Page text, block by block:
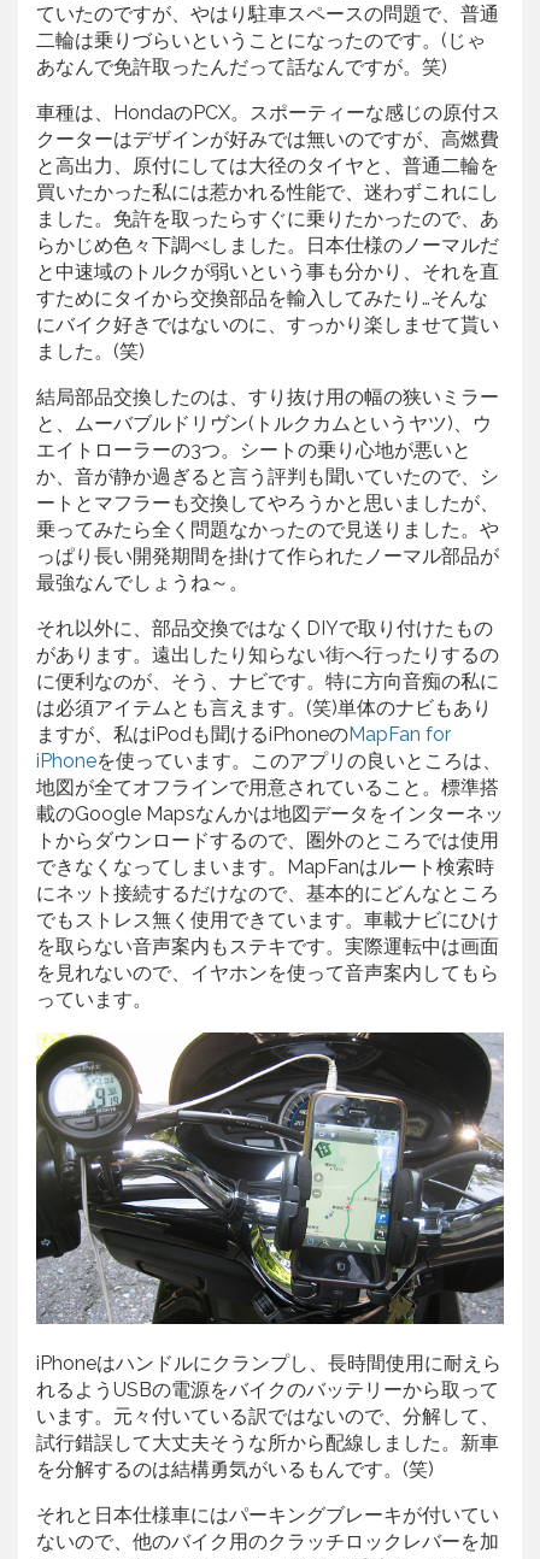
ていたのですが、やはり駐車スペースの問題で、普通
二輪は乗りづらいということになったのです。(じゃ
あなんで免許取ったんだって話なんですが。笑)
車種は、HondaのPCX。スポーティーな感じの原付ス
クーターはデザインが好みでは無いのですが、高燃費
と高出力、原付にしては大径のタイヤと、普通二輪を
買いたかった私には惹かれる性能で、迷わずこれにし
ました。免許を取ったらすぐに乗りたかったので、あ
らかじめ色々下調べしました。日本仕様のノーマルだ
と中速域のトルクが弱いという事も分かり、それを直
すためにタイから交換部品を輸入してみたり…そんな
にバイク好きではないのに、すっかり楽しませて貰い
ました。(笑)
結局部品交換したのは、すり抜け用の幅の狭いミラー
と、ムーバブルドリヴン(トルクカムというヤツ)、ウ
エイトローラーの3つ。シートの乗り心地が悪いと
か、音が静か過ぎると言う評判も聞いていたので、シ
ートとマフラーも交換してやろうかと思いましたが、
乗ってみたら全く問題なかったので見送りました。や
っぱり長い開発期間を掛けて作られたノーマル部品が
最強なんでしょうね～。
それ以外に、部品交換ではなくDIYで取り付けたもの
があります。遠出したり知らない街へ行ったりするの
に便利なのが、そう、ナビです。特に方向音痴の私に
は必須アイテムとも言えます。(笑)単体のナビもあり
ますが、私はiPodも聞けるiPhoneのMapFan for
iPhoneを使っています。このアプリの良いところは、
地図が全てオフラインで用意されていること。標準搭
載のGoogle Mapsなんかは地図データをインターネッ
トからダウンロードするので、圏外のところでは使用
できなくなってしまいます。MapFanはルート検索時
にネット接続するだけなので、基本的にどんなところ
でもストレス無く使用できています。車載ナビにひけ
を取らない音声案内もステキです。実際運転中は画面
を見れないので、イヤホンを使って音声案内してもら
っています。
iPhoneはハンドルにクランプし、長時間使用に耐えら
れるようUSBの電源をバイクのバッテリーから取って
います。元々付いている訳ではないので、分解して、
試行錯誤して大丈夫そうな所から配線しました。新車
を分解するのは結構勇気がいるもんです。(笑)
それと日本仕様車にはパーキングブレーキが付いてい
ないので、他のバイク用のクラッチロックレバーを加